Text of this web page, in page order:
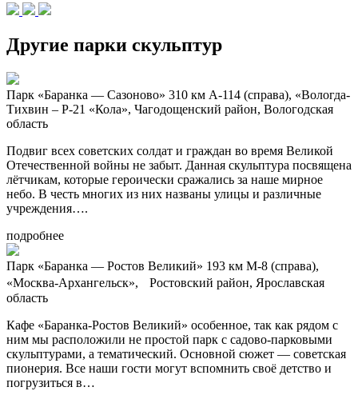
Другие парки скульптур
Парк «Баранка — Сазоново» 310 км А-114 (справа), «Вологда-
Тихвин – Р-21 «Кола», Чагодощенский район, Вологодская
область
Подвиг всех советских солдат и граждан во время Великой
Отечественной войны не забыт. Данная скульптура посвящена
лётчикам, которые героически сражались за наше мирное
небо. В честь многих из них названы улицы и различные
учреждения….
подробнее
Парк «Баранка — Ростов Великий» 193 км М-8 (справа),
«Москва-Архангельск», Ростовский район, Ярославская
область
Кафе «Баранка-Ростов Великий» особенное, так как рядом с
ним мы расположили не простой парк с садово-парковыми
скульптурами, а тематический. Основной сюжет — советская
пионерия. Все наши гости могут вспомнить своё детство и
погрузиться в…